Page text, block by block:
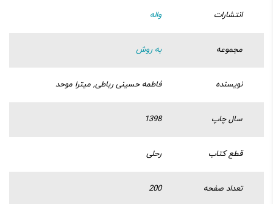
انتشارات واله
مجموعه به روش
نویسنده فاطمه حسینی رباطی, میترا موحد
سال چاپ 1398
قطع کتاب رحلی
تعداد صفحه 200